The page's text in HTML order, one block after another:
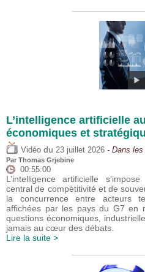
L’intelligence artificielle
économiques et
Vidéo du 23 juillet 2026 - Dans les
Par Thomas Grjebine
00:55:00
L’intelligence artificielle
central de compétitivité et de
la concurrence entre acteurs
affichées par les pays du G7 en
questions économiques,
jamais au cœur des débats.
Lire la suite >